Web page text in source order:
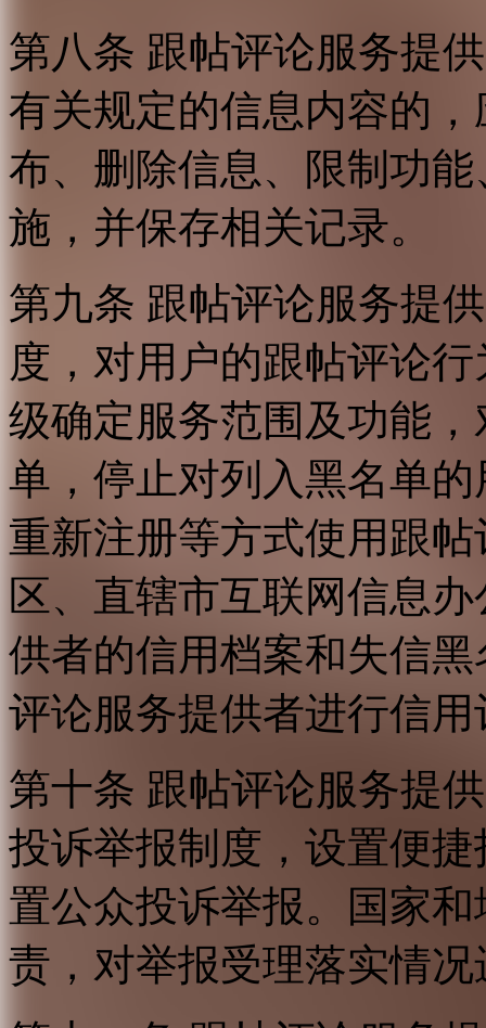
第八条 跟帖评论服务提
有关规定的信息内容的
布、删除信息、限制功
施，并保存相关记录。
第九条 跟帖评论服务提
度，对用户的跟帖评论
级确定服务范围及功能
单，停止对列入黑名单
重新注册等方式使用跟
区、直辖市互联网信息
供者的信用档案和失信
评论服务提供者进行信用
第十条 跟帖评论服务提
投诉举报制度，设置便
置公众投诉举报。国家
责，对举报受理落实情